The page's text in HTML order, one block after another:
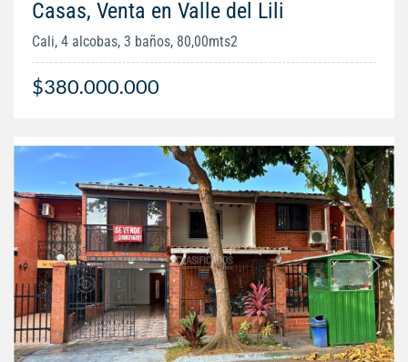
Casas, Venta en Valle del Lili
Cali, 4 alcobas, 3 baños, 80,00mts2
$380.000.000